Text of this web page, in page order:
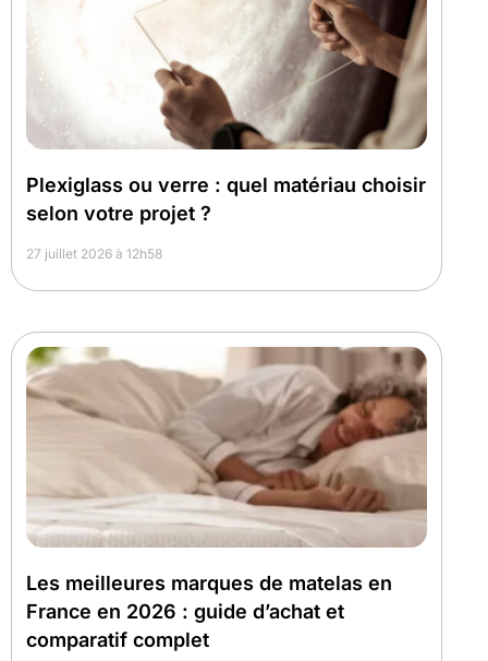
Plexiglass ou verre : quel matériau choisir
selon votre projet ?
27 juillet 2026 à 12h58
Les meilleures marques de matelas en
France en 2026 : guide d’achat et
comparatif complet